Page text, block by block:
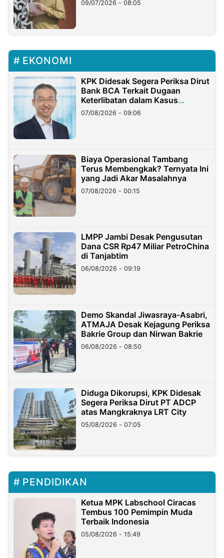
09/07/2026 - 08:05
EKONOMI
KPK Didesak Segera Periksa Dirut
Bank BCA Terkait Dugaan
Keterlibatan dalam Kasus
Hilangnya Dana Nasabah Rp2,58
Miliar
07/08/2026 - 09:06
Biaya Operasional Tambang
Terus Membengkak? Ternyata Ini
yang Jadi Akar Masalahnya
07/08/2026 - 00:15
LMPP Jambi Desak Pengusutan
Dana CSR Rp47 Miliar PetroChina
di Tanjabtim
06/08/2026 - 09:19
Demo Skandal Jiwasraya-Asabri,
ATMAJA Desak Kejagung Periksa
Bakrie Group dan Nirwan Bakrie
06/08/2026 - 08:50
Diduga Dikorupsi, KPK Didesak
Segera Periksa Dirut PT ADCP
atas Mangkraknya LRT City
05/08/2026 - 07:05
PENDIDIKAN
Ketua MPK Labschool Ciracas
Tembus 100 Pemimpin Muda
Terbaik Indonesia
05/08/2026 - 15:49